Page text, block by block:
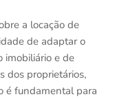
a locação de
de adaptar o
imobiliário e de
dos proprietários,
é fundamental para